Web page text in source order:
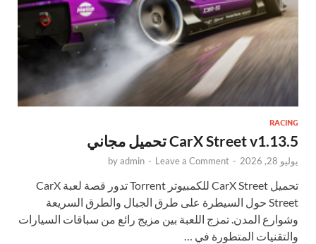
RACING
CarX Street v1.13.5 تحميل مجاني
يوليو 28, 2026 -
byadmin - Leave a Comment
تحميل CarX Street للكمبيوتر Torrent تدور قصة لعبة CarX
Street حول السيطرة على طرق الجبال والطرق السريعة
وشوارع المدن. تمزج اللعبة بين مزيج رائع من سباقات السيارات
والتقنيات المتطورة في …